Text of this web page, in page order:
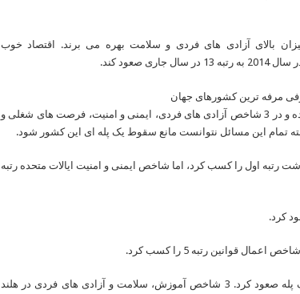
بالای آزادی های فردی و سلامت بهره می برند. اقتصاد خوب
12- ایسلند: ایسلند در اقیانوس اطلس واقع شده و در 3 شاخص آزادی های فردی، ایمنی و امنیت، فرصت های شغلی و
رتبه اول را کسب کرد، اما شاخص ایمنی و امنیت ایالات متحده رتبه
8- هلند: این کشور در رتبه بندی سال جاری یک پله صعود کرد. 3 شاخص آموزش، سلامت و آزادی های فردی در هلند